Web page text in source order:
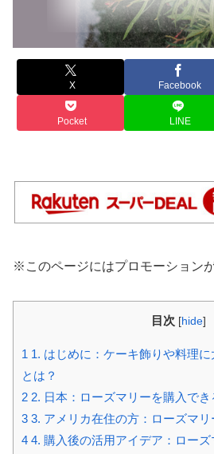
X Facebook
Pocket LINE
※このページにはプロモーション
目次 [hide]
1 1. はじめに：ケーキ飾りや料理
とは？
2 2. 日本：ローズマリーを購入でき
3 3. アメリカ在住の方：ローズマ
4 4. 購入後の活用アイデア：ロー